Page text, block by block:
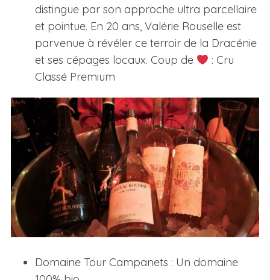
distingue par son approche ultra parcellaire
et pointue. En 20 ans, Valérie Rouselle est
parvenue à révéler ce terroir de la Dracénie
et ses cépages locaux. Coup de
: Cru
Classé Premium
Domaine Tour Campanets : Un domaine